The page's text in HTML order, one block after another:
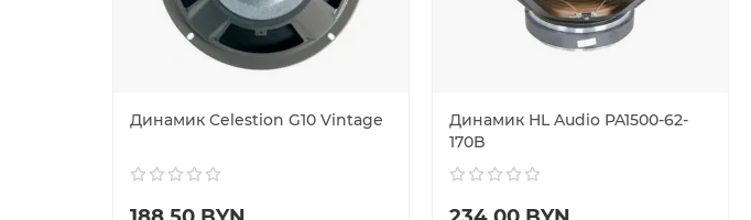
Динамик Celestion G10 Vintage
Динамик HL Audio PA1500-62-
170B